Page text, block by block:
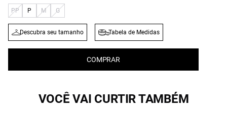
PP P M G
Descubra seu tamanho Tabela de Medidas
COMPRAR
VOCÊ VAI CURTIR TAMBÉM